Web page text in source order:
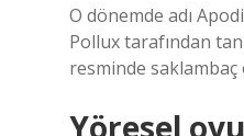
O dönemde adı
Pollux tarafından
resminde saklambaç
Yöresel